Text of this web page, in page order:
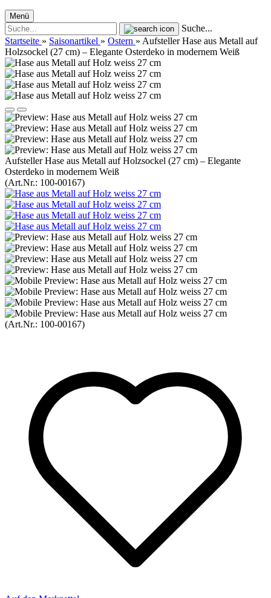
Menü
Suche...
Startseite » Saisonartikel » Ostern » Aufsteller Hase aus Metall auf
Holzsockel (27 cm) – Elegante Osterdeko in modernem Weiß
Aufsteller Hase aus Metall auf Holzsockel (27 cm) – Elegante
Osterdeko in modernem Weiß
(Art.Nr.: 100-00167)
(Art.Nr.: 100-00167)